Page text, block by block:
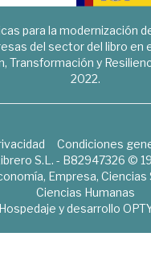
para la modernización
del sector del libro en
Transformación y
2022.
Condiciones
S.L. - B82947326 ©
Empresa, Ciencias
Ciencias Humanas
Hospedaje y desarrollo